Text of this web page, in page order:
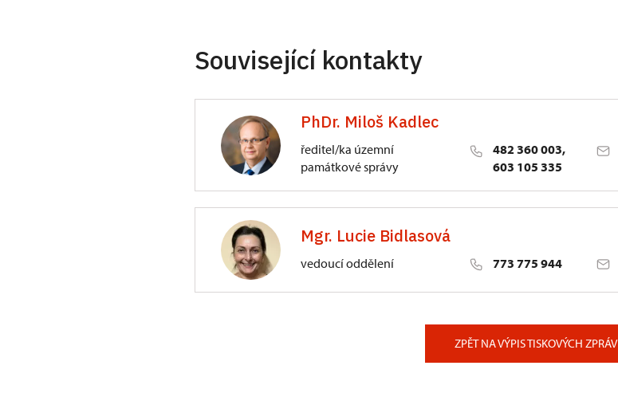
Související kontakty
PhDr. Miloš Kadlec
ředitel/ka územní
památkové správy
482 360 003,
603 105 335
3/, Sychrov 3Mgr. Lucie Bidlasová
vedoucí oddělení 773 775 944
ZPĚT NA VÝPIS TISKOVÝCH ZPRÁV